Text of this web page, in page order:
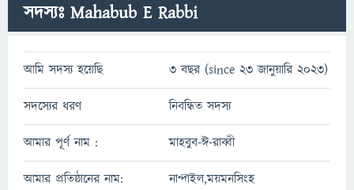
সদস্যঃ Mahabub E Rabbi
আমি সদস্য হয়েছি 3 বছর (since 23 জানুয়ারি 2023)
সদস্যের ধরণ নিবন্ধিত সদস্য
আমার পূর্ণ নাম : মাহবুব-ঈ-রাব্বী
আমার প্রতিষ্ঠানের নাম: নান্দাইল,ময়মনসিংহ